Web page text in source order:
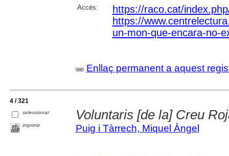
Accés:
https://raco.cat/
https://
un-mon-que-encara-no-
Enllaç permanent a aquest
4 / 321
seleccionar
imprimir
Voluntaris [de la] Creu
Puig i Tàrrech, Miquel Àngel